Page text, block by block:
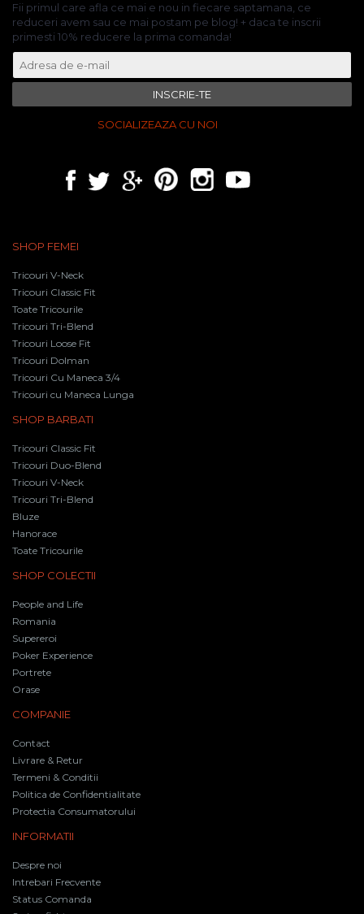
Fii primul care afla ce mai e nou in fiecare saptamana, ce
reduceri avem sau ce mai postam pe blog! + daca te inscrii
primesti 10% reducere la prima comanda!
INSCRIE-TE
SOCIALIZEAZA CU NOI
SHOP FEMEI
Tricouri V-Neck
Tricouri Classic Fit
Toate Tricourile
Tricouri Tri-Blend
Tricouri Loose Fit
Tricouri Dolman
Tricouri Cu Maneca 3/4
Tricouri cu Maneca Lunga
SHOP BARBATI
Tricouri Classic Fit
Tricouri Duo-Blend
Tricouri V-Neck
Tricouri Tri-Blend
Bluze
Hanorace
Toate Tricourile
SHOP COLECTII
People and Life
Romania
Supereroi
Poker Experience
Portrete
Orase
COMPANIE
Contact
Livrare & Retur
Termeni & Conditii
Politica de Confidentialitate
Protectia Consumatorului
INFORMATII
Despre noi
Intrebari Frecvente
Status Comanda